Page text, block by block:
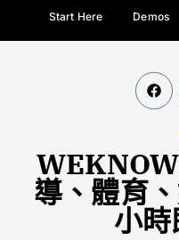
Start Here Demos
導、體育
小